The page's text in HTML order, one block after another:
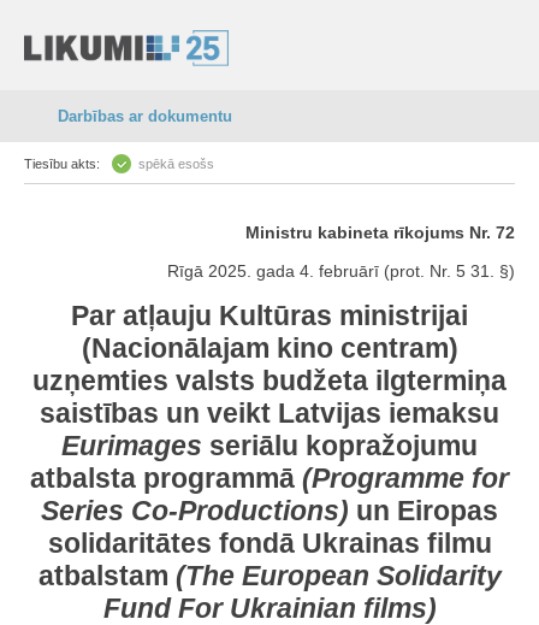
Darbības ar dokumentu
Tiesību akts: spēkā esošs
Ministru kabineta rīkojums Nr. 72
Rīgā 2025. gada 4. februārī (prot. Nr. 5 31. §)
Par atļauju Kultūras ministrijai
(Nacionālajam kino centram)
uzņemties valsts budžeta ilgtermiņa
saistības un veikt Latvijas iemaksu
Eurimages seriālu kopražojumu
atbalsta programmā (Programme for
Series Co-Productions) un Eiropas
solidaritātes fondā Ukrainas filmu
atbalstam (The European Solidarity
Fund For Ukrainian films)